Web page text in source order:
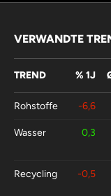
VERWANDTE
TREND % 1J
Rohstoffe -6,6
Wasser 0,3
Recycling -0,5